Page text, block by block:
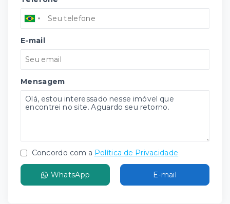
E-mail
Mensagem
Concordo com a Política de Privacidade
WhatsApp E-mail